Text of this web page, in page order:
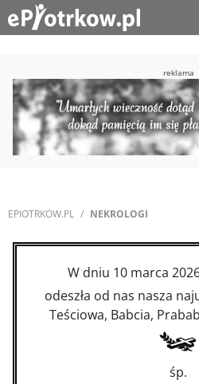
reklama
EPIOTRKOW.PL NEKROLOGI
W dniu 10 marca
odeszła od nas nasza
Teściowa, Babcia,
śp.